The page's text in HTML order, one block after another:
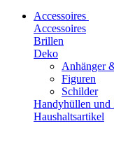
Accessoires
Accessoires
Brillen
Deko
Anhänger
Figuren
Schilder
Handyhüllen und
Haushaltsartikel